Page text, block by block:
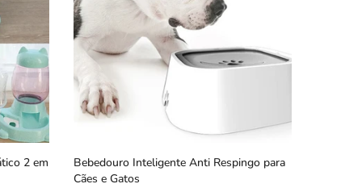
2 em
Bebedouro Inteligente Anti Respingo para
Cães e Gatos